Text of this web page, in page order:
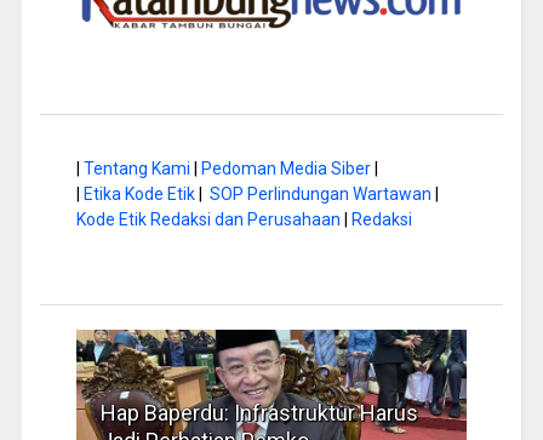
| Tentang Kami | Pedoman Media Siber|
| Etika Kode Etik| SOP Perlindungan Wartawan |
Kode Etik Redaksi dan Perusahaan | Redaksi
Baperdu: Infrastruktur Harus
Musim Kemarau,